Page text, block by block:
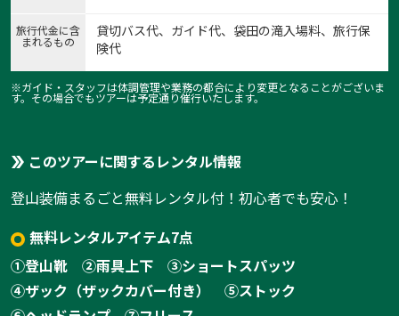
旅行代金に含
まれるもの
貸切バス代、ガイド代、袋田の滝入場料、旅行保
険代
※ガイド・スタッフは体調管理や業務の都合により変更となることがございま
す。その場合でもツアーは予定通り催行いたします。
このツアーに関するレンタル情報
登山装備まるごと無料レンタル付！初心者でも安心！
無料レンタルアイテム7点
①登山靴
②雨具上下
③ショートスパッツ
④ザック（ザックカバー付き）
⑤ストック
1:茨城のジャンダルム天使